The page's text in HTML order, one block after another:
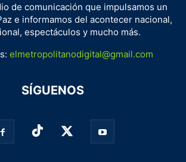
de comunicación que impulsamos un
e informamos del acontecer nacional,
espectáculos y mucho más.
elmetropolitanodigital@gmail.com
SÍGUENOS